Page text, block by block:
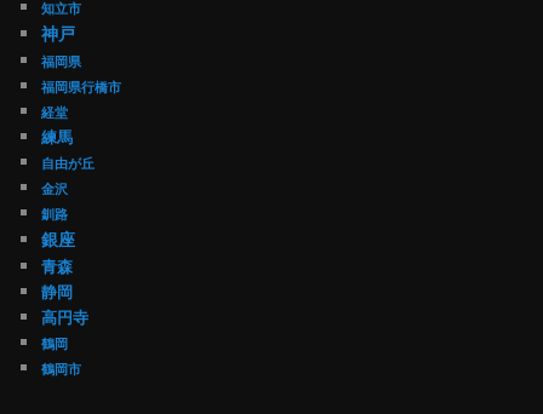
知立市
神戸
福岡県
福岡県行橋市
経堂
練馬
自由が丘
金沢
釧路
銀座
青森
静岡
高円寺
鶴岡
鶴岡市